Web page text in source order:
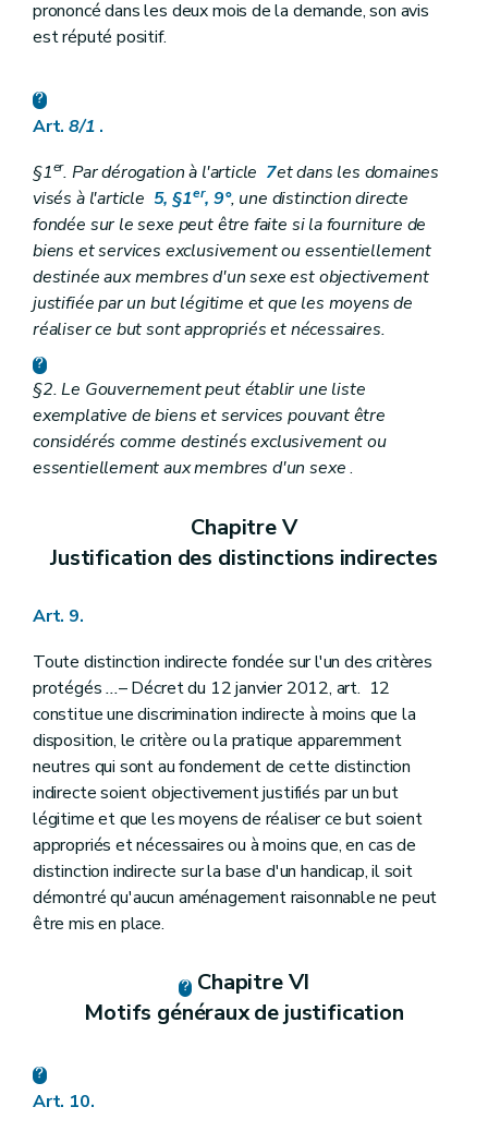
prononcé dans les deux mois de la demande, son avis
est réputé positif.
Art.8/1 .
§1er. Par dérogation à l'article 7et dans les domaines
visés à l'article 5, §1er, 9°, une distinction directe
fondée sur le sexe peut être faite si la fourniture de
biens et services exclusivement ou essentiellement
destinée aux membres d'un sexe est objectivement
justifiée par un but légitime et que les moyens de
réaliser ce but sont appropriés et nécessaires.
§2. Le Gouvernement peut établir une liste
exemplative de biens et services pouvant être
considérés comme destinés exclusivement ou
essentiellement aux membres d'un sexe.
Chapitre V
Justification des distinctions indirectes
Art. 9.
Toute distinction indirecte fondée sur l'un des critères
protégés...– Décret du 12 janvier 2012, art. 12
constitue une discrimination indirecte à moins que la
disposition, le critère ou la pratique apparemment
neutres qui sont au fondement de cette distinction
indirecte soient objectivement justifiés par un but
légitime et que les moyens de réaliser ce but soient
appropriés et nécessaires ou à moins que, en cas de
distinction indirecte sur la base d'un handicap, il soit
démontré qu'aucun aménagement raisonnable ne peut
être mis en place.
Chapitre VI
Motifs généraux de justification
Art. 10.